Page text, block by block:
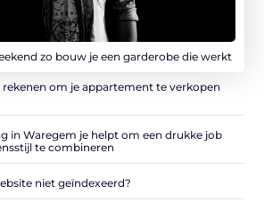
zo bouw je een garderobe die werkt
om je appartement te verkopen
in Waregem je helpt om een drukke job
te combineren
niet geïndexeerd?